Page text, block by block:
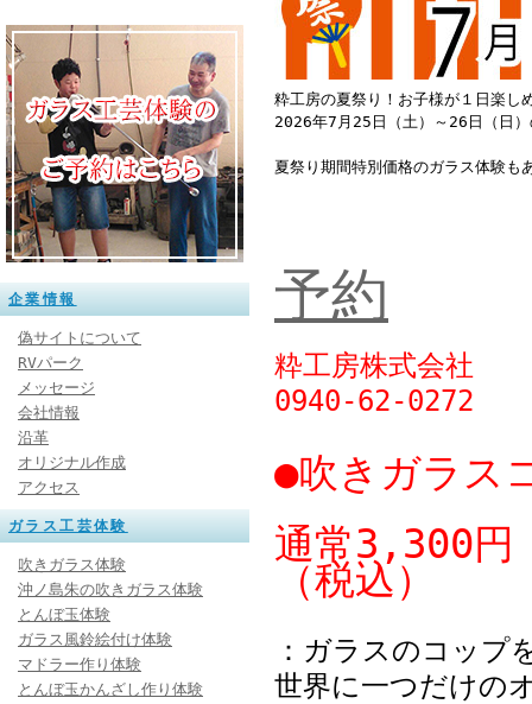
企業情報
偽サイトについて
RVパーク
メッセージ
会社情報
沿革
オリジナル作成
アクセス
ガラス工芸体験
吹きガラス体験
沖ノ島朱の吹きガラス体験
とんぼ玉体験
ガラス風鈴絵付け体験
マドラー作り体験
とんぼ玉かんざし作り体験
粋工房の夏祭り！お子様が１日楽し
2026年7月25日（土）～26日（日
夏祭り期間特別価格のガラス体験も
予約
粋工房株式会社
0940‐62‐0272
●吹きガラス
通常3,300円
（税込）
：ガラスのコッ
世界に一つだけの